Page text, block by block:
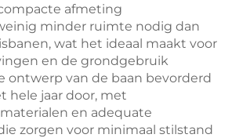
afmeting
minder ruimte nodig dan
wat het ideaal maakt voor
en de grondgebruik
ontwerp van de baan bevorderd
hele jaar door, met
en adequate
zorgen voor minimaal stilstand